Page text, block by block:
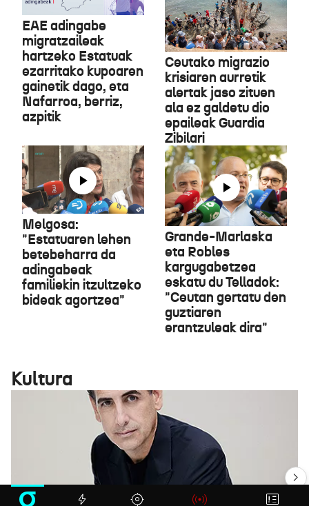
EAE adingabe
migratzaileak
hartzeko Estatuak
ezarritako kupoaren
gainetik dago, eta
Nafarroa, berriz,
azpitik
Ceutako migrazio
krisiaren aurretik
alertak jaso zituen
ala ez galdetu dio
epaileak Guardia
Zibilari
Melgosa:
"Estatuaren lehen
betebeharra da
adingabeak
familiekin itzultzeko
bideak agortzea"
Grande-Marlaska
eta Robles
kargugabetzea
eskatu du Telladok:
"Ceutan gertatu den
guztiaren
erantzuleak dira"
Kultura